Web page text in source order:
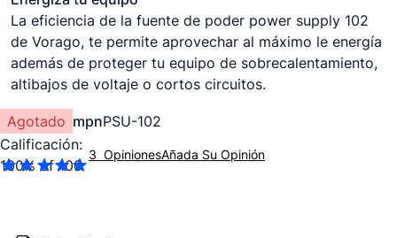
La eficiencia de la fuente de poder power supply 102
de Vorago, te permite aprovechar al máximo le energía
además de proteger tu equipo de sobrecalentamiento,
altibajos de voltaje o cortos circuitos.
Agotado mpnPSU-102
Calificación:
100% of100
3 OpinionesAñada Su Opinión